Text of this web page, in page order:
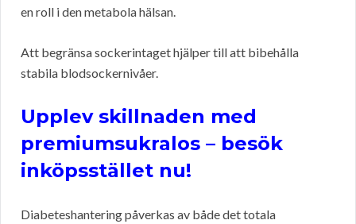
en roll i den metabola hälsan.
Att begränsa sockerintaget hjälper till att bibehålla
stabila blodsockernivåer.
Upplev skillnaden med
premiumsukralos – besök
inköpsstället nu!
Diabeteshantering påverkas av både det totala